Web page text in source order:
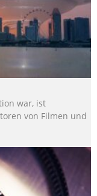
war, ist
von Filmen und